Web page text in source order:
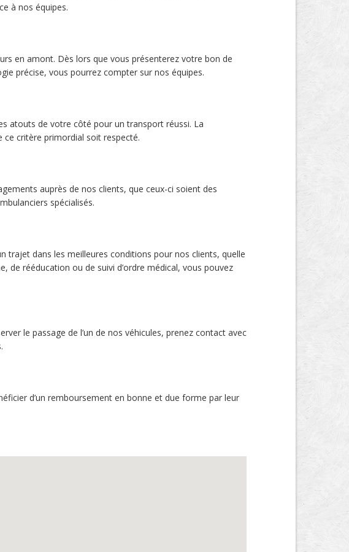
à nos équipes.
en amont. Dès lors que vous présenterez votre bon de
précise, vous pourrez compter sur nos équipes.
atouts de votre côté pour un transport réussi. La
ce critère primordial soit respecté.
auprès de nos clients, que ceux-ci soient des
spécialisés.
trajet dans les meilleures conditions pour nos clients, quelle
rééducation ou de suivi d’ordre médical, vous pouvez
le passage de l’un de nos véhicules, prenez contact avec
d’un remboursement en bonne et due forme par leur